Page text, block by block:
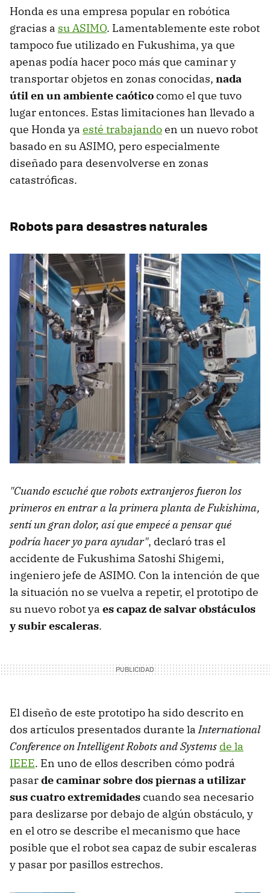
Honda es una empresa popular en robótica
gracias a su ASIMO. Lamentablemente este robot
tampoco fue utilizado en Fukushima, ya que
apenas podía hacer poco más que caminar y
transportar objetos en zonas conocidas, nada
útil en un ambiente caóticocomo el que tuvo
lugar entonces. Estas limitaciones han llevado a
que Honda ya esté trabajandoen un nuevo robot
basado en su ASIMO, pero especialmente
diseñado para desenvolverse en zonas
catastróficas.
Robots para desastres naturales
"Cuando escuché que robots extranjeros fueron los
primeros en entrar a la primera planta de Fukishima,
sentí un gran dolor, así que empecé a pensar qué
podría hacer yo para ayudar", declaró tras el
accidente de Fukushima Satoshi Shigemi,
ingeniero jefe de ASIMO. Con la intención de que
la situación no se vuelva a repetir, el prototipo de
su nuevo robot ya es capaz de salvar obstáculos
y subir escaleras.
El diseño de este prototipo ha sido descrito en
dos artículos presentados durante laInternational
Conference on Intelligent Robots and Systems de la
IEEE. En uno de ellos describen cómo podrá
pasarde caminar sobre dos piernas a utilizar
sus cuatro extremidadescuando sea necesario
para deslizarse por debajo de algún obstáculo, y
en el otro se describe el mecanismo que hace
posible que el robot sea capaz de subir escaleras
y pasar por pasillos estrechos.